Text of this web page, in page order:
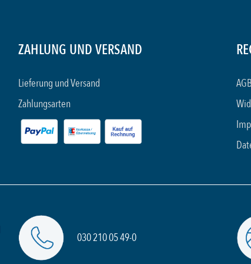
ZAHLUNG UND VERSAND
Lieferung und Versand
Zahlungsarten
030 210 05 49-0